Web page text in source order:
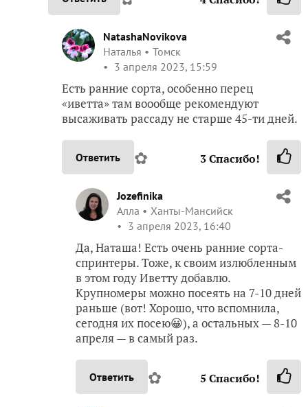
NatashaNovikova
Наталья
Томск
3 апреля 2023, 15:59
Есть ранние сорта, особенно перец
«иветта» там воообще рекомендуют
высаживать рассаду не старше 45-ти дней.
Ответить ✿ 3Спасибо!
Jozefinika
Алла
Ханты-Мансийск
3 апреля 2023, 16:40
Да, Наташа! Есть очень ранние сорта-
спринтеры. Тоже, к своим излюбленным
в этом году Иветту добавлю.
Крупномеры можно посеять на 7-10 дней
раньше (вот! Хорошо, что вспомнила,
сегодня их посею😀), а остальных — 8-10
апреля — в самый раз.
Ответить ✿ 5 Спасибо!